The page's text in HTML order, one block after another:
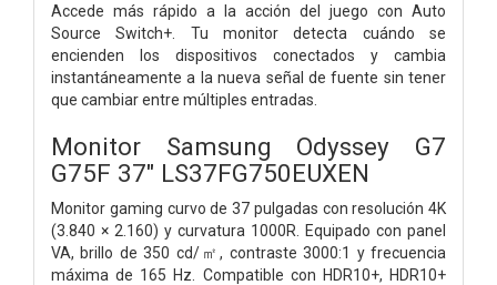
Accede más rápido a la acción del juego con Auto
Source Switch+. Tu monitor detecta cuándo se
encienden los dispositivos conectados y cambia
instantáneamente a la nueva señal de fuente sin tener
que cambiar entre múltiples entradas.
Monitor Samsung Odyssey G7
G75F 37" LS37FG750EUXEN
Monitor gaming curvo de 37 pulgadas con resolución 4K
(3.840 × 2.160) y curvatura 1000R. Equipado con panel
VA, brillo de 350 cd/㎡, contraste 3000:1 y frecuencia
máxima de 165 Hz. Compatible con HDR10+, HDR10+